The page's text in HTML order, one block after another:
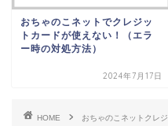
おちゃのこネットでクレジッ
トカードが使えない！（エラ
ー時の対処方法）
2024年7月17日
HOME おちゃのこネットクレ